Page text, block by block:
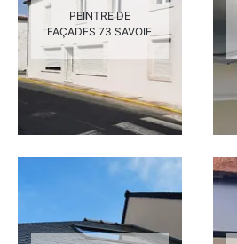
PEINTRE DE
FAÇADES 73 SAVOIE